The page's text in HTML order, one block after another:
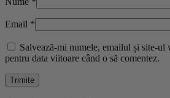
Email *
Salvează-mi numele, emailul și site-ul
pentru data viitoare când o să comentez.